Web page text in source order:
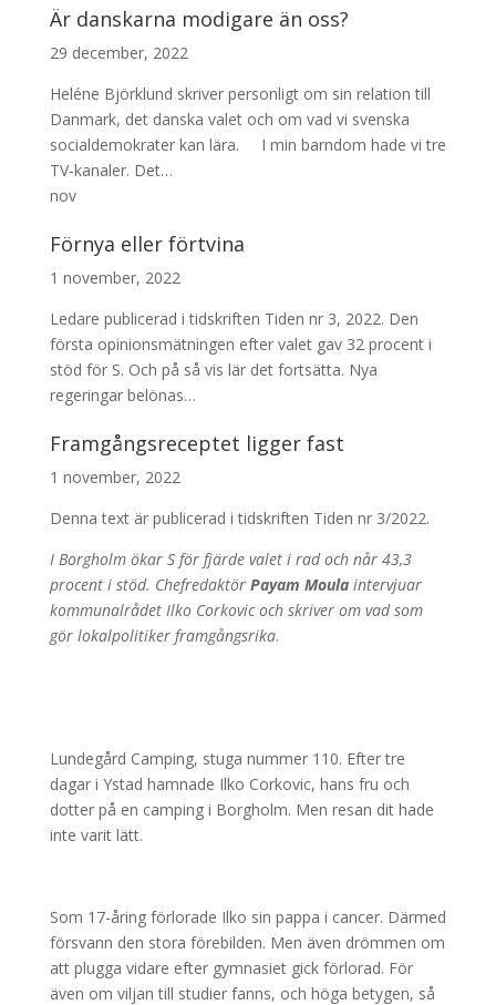
Är danskarna modigare än oss?
29 december, 2022
Heléne Björklund skriver personligt om sin relation till
Danmark, det danska valet och om vad vi svenska
socialdemokrater kan lära. I min barndom hade vi tre
TV-kanaler. Det…
nov
Förnya eller förtvina
1 november, 2022
Ledare publicerad i tidskriften Tiden nr 3, 2022. Den
första opinionsmätningen efter valet gav 32 procent i
stöd för S. Och på så vis lär det fortsätta. Nya
regeringar belönas…
Framgångsreceptet ligger fast
1 november, 2022
Denna text är publicerad i tidskriften Tiden nr 3/2022.
I Borgholm ökar S för fjärde valet i rad och når 43,3
procent i stöd. Chefredaktör Payam Moulaintervjuar
kommunalrådet Ilko Corkovic och skriver om vad som
gör lokalpolitiker framgångsrika.
Lundegård Camping, stuga nummer 110. Efter tre
dagar i Ystad hamnade Ilko Corkovic, hans fru och
dotter på en camping i Borgholm. Men resan dit hade
inte varit lätt.
Som 17-åring förlorade Ilko sin pappa i cancer. Därmed
försvann den stora förebilden. Men även drömmen om
att plugga vidare efter gymnasiet gick förlorad. För
även om viljan till studier fanns, och höga betygen, så